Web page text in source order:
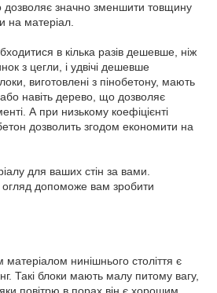
значно зменшити товщину
на матеріал.
в кілька разів дешевше, ніж
з цегли, і удвічі дешевше
виготовлені з пінобетону, мають
навіть дерево, що дозволяє
А при низькому коефіцієнті
дозволить згодом економити на
для ваших стін за вами.
допоможе вам зробити
нинішнього століття є
Такі блоки мають малу питому вагу,